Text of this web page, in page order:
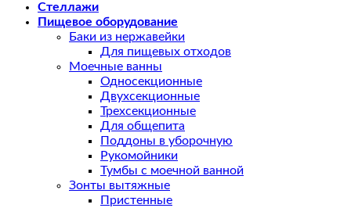
Стеллажи
Пищевое оборудование
Баки из нержавейки
Для пищевых отходов
Моечные ванны
Односекционные
Двухсекционные
Трехсекционные
Для общепита
Поддоны в уборочную
Рукомойники
Тумбы с моечной ванной
Зонты вытяжные
Пристенные